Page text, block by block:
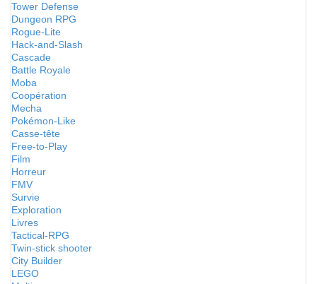
Tower Defense
Dungeon RPG
Rogue-Lite
Hack-and-Slash
Cascade
Battle Royale
Moba
Coopération
Mecha
Pokémon-Like
Casse-tête
Free-to-Play
Film
Horreur
FMV
Survie
Exploration
Livres
Tactical-RPG
Twin-stick shooter
City Builder
LEGO